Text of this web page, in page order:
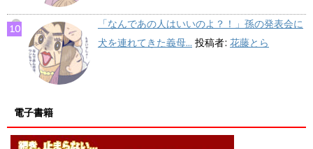
「なんであの人はいいのよ？！」孫の発表会に
犬を連れてきた義母... 投稿者: 花藤とら
電子書籍